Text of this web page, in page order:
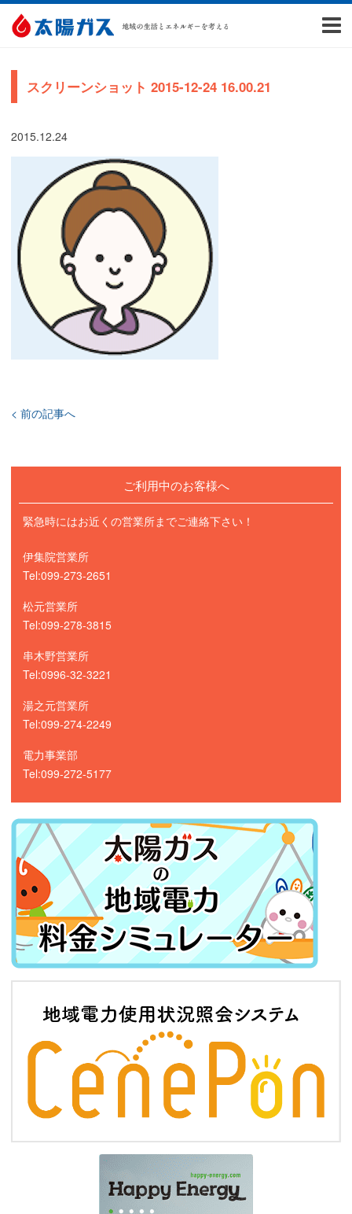
スクリーンショット 2015-12-24 16.00.21
2015.12.24
< 前の記事へ
ご利用中のお客様へ
緊急時にはお近くの営業所までご連絡下さい！
伊集院営業所
Tel:099-273-2651
松元営業所
Tel:099-278-3815
串木野営業所
Tel:0996-32-3221
湯之元営業所
Tel:099-274-2249
電力事業部
Tel:099-272-5177